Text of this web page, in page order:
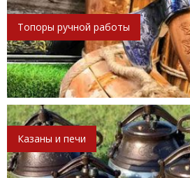
Топоры ручной работы
Казаны и печи